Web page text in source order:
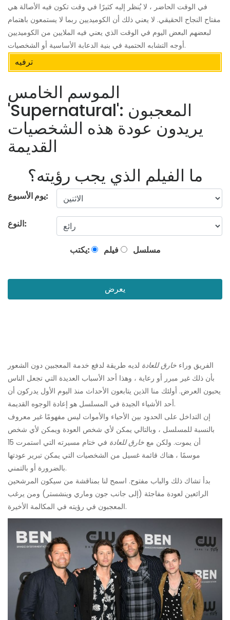
في الوقت الحاضر ، لا يُنظر إليه كثيرًا في وقت تكون فيه الأصالة هي
مفتاح النجاح الحقيقي. لا يعني ذلك أن الكوميديين ربما لا يستمعون باهتمام
لبعضهم البعض اليوم في الوقت الذي يعني فيه الملايين من الكوميديين
أوجه التشابه الحتمية في بنية الدعابة الأساسية أو الشخصيات.
ترفيه
الموسم الخامس
'Supernatural': المعجبون
يريدون عودة هذه الشخصيات
القديمة
ما الفيلم الذي يجب رؤيته؟
يوم الأسبوع:
النوع:
يكتب: فيلم مسلسل
يعرض
الفريق وراء خارق للعادة لديه طريقة لدفع خدمة المعجبين دون الشعور
بأن ذلك غير مبرر أو رعاية ، وهذا أحد الأسباب العديدة التي تجعل الناس
يحبون العرض. أولئك منا الذين يتابعون الأحداث منذ اليوم الأول يدركون أن
أحد الأشياء الجيدة في المسلسل هو إعادة الوجوه القديمة.
إن التداخل على الحدود بين الأحياء والأموات ليس مفهومًا غير معروف
بالنسبة للمسلسل ، وبالتالي يمكن لأي شخص العودة ويمكن لأي شخص
أن يموت. ولكن مع خارق للعادة
في ختام مسيرته التي استمرت 15
موسمًا ، هناك قائمة غسيل من الشخصيات التي يمكن تبرير عودتها
بالضرورة أو بالتمني.
بدأ تشاك ذلك والباب مفتوح. اسمح لنا بمناقشة من سيكون المرشحين
الرائعين لعودة مفاجئة (إلى جانب جون وماري وينشستر) ومن يرغب
المعجبون في رؤيته في المكالمة الأخيرة.